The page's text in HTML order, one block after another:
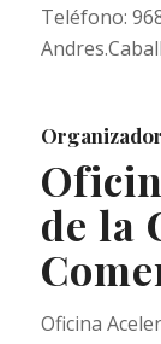
Teléfono:
de la
Oficina